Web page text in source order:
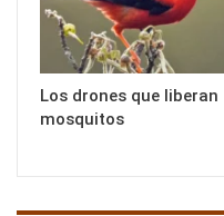
Los drones que liberan
mosquitos